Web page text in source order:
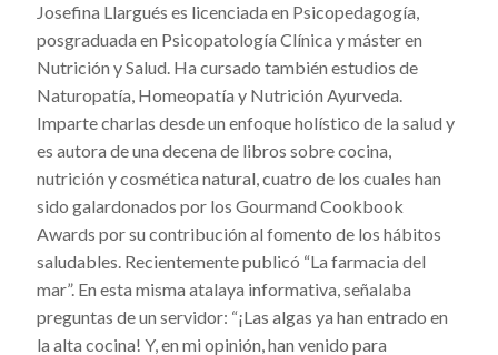
Josefina Llargués es licenciada en Psicopedagogía,
posgraduada en Psicopatología Clínica y máster en
Nutrición y Salud. Ha cursado también estudios de
Naturopatía, Homeopatía y Nutrición Ayurveda.
Imparte charlas desde un enfoque holístico de la salud y
es autora de una decena de libros sobre cocina,
nutrición y cosmética natural, cuatro de los cuales han
sido galardonados por los Gourmand Cookbook
Awards por su contribución al fomento de los hábitos
saludables. Recientemente publicó “La farmacia del
mar”. En esta misma atalaya informativa, señalaba
preguntas de un servidor: “¡Las algas ya han entrado en
la alta cocina! Y, en mi opinión, han venido para